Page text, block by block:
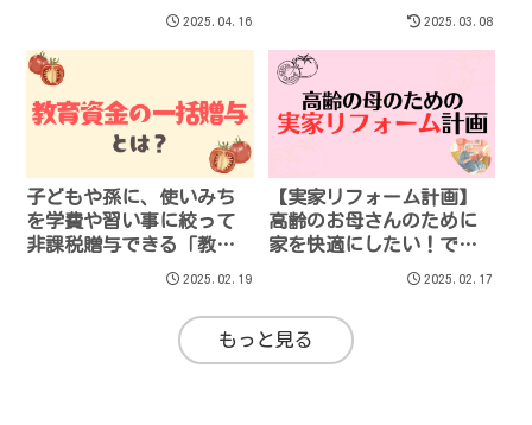
で、夫の相続で揉めそう
2025.04.16
から遺産相続までを全網
2025.03.08
子どもや孫に、使いみち
を学費や習い事に絞って
非課税贈与できる「教育
資金の一括贈与制度」と
2025.02.19
【実家リフォーム計画】
高齢のお母さんのために
家を快適にしたい！でも
兄弟とどう話し合う？
2025.02.17
もっと見る